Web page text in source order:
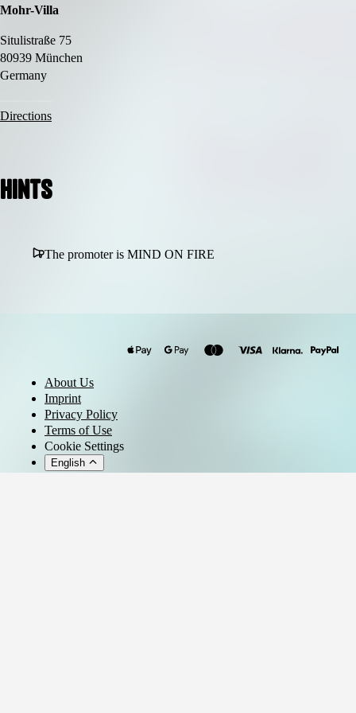
selbst und mit anderen.
Mohr-Villa
Situlistraße 75
80939 München
Germany
Directions
Hints
The promoter is MIND ON FIRE
About Us
Imprint
Privacy Policy
Terms of Use
Cookie Settings
English